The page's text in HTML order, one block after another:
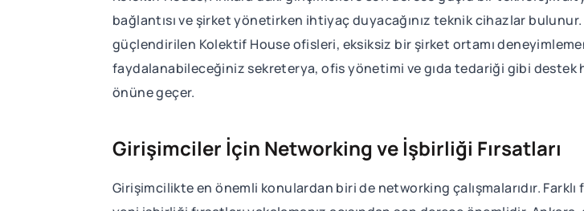
bağlantısı ve şirket yönetirken ihtiyaç duyacağınız teknik cihazlar
güçlendirilen Kolektif House ofisleri, eksiksiz bir şirket ortamı
faydalanabileceğiniz sekreterya, ofis yönetimi ve gıda tedariği gibi
önüne geçer.
Girişimciler İçin Networking ve İşbirliği Fırsatları
Girişimcilikte en önemli konulardan biri de networking çalışmalarıdır.